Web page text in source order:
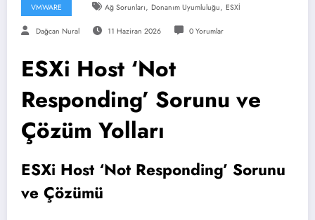
VMWARE Ağ Sorunları, Donanım Uyumluluğu, ESXİ
Dağcan Nural 11 Haziran 2026 0 Yorumlar
ESXi Host ‘Not
Responding’ Sorunu ve
Çözüm Yolları
ESXi Host ‘Not Responding’ Sorunu
ve Çözümü